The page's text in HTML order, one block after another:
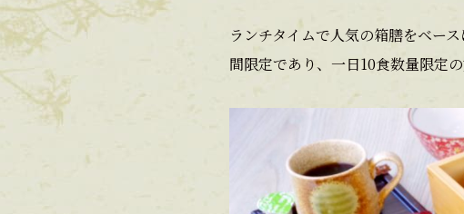
ランチタイムで人気の箱膳をベー
間限定であり、一日10食数量限定